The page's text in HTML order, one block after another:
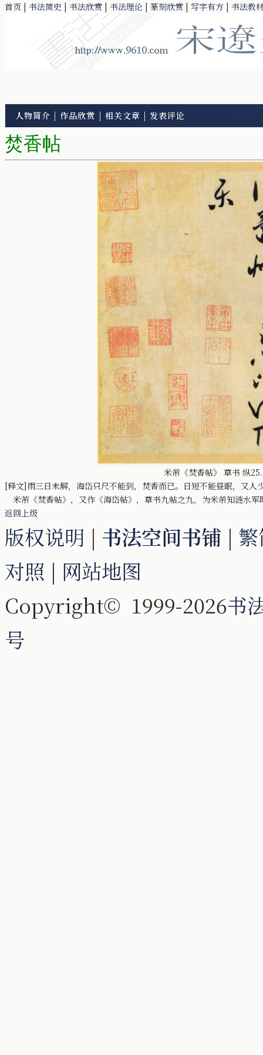
首页 | 书法简史 | 书法欣赏 | 书法理论 | 篆刻欣赏 | 写字有方 | 书法教
人物简介 | 作品欣赏 | 相关文章 | 发表评论
焚香帖
米芾《焚香帖》 草书 纵
[释文]雨三日未解，海岱只尺不能到，焚香而已。日短不能昼眠，又人
米芾《焚香帖》，又作《海岱帖》，草书九帖之九，为米芾知涟
返回上级
版权说明 | 书法空间书铺 |
对照 | 网站地图
Copyright© 1999-2026书
号